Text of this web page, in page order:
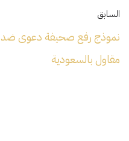
السابق
نموذج رفع صحيفة دعوى ضد
مقاول بالسعودية